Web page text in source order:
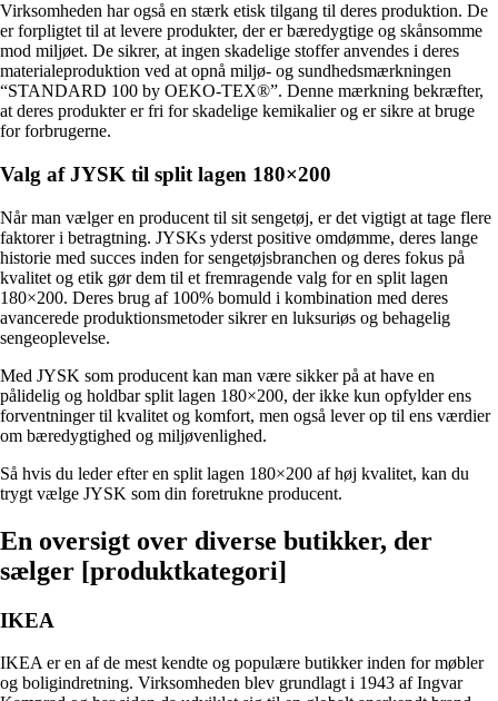
Virksomheden har også en stærk etisk tilgang til deres produktion. De
er forpligtet til at levere produkter, der er bæredygtige og skånsomme
mod miljøet. De sikrer, at ingen skadelige stoffer anvendes i deres
materialeproduktion ved at opnå miljø- og sundhedsmærkningen
“STANDARD 100 by OEKO-TEX®”. Denne mærkning bekræfter,
at deres produkter er fri for skadelige kemikalier og er sikre at bruge
for forbrugerne.
Valg af JYSK til split lagen 180×200
Når man vælger en producent til sit sengetøj, er det vigtigt at tage flere
faktorer i betragtning. JYSKs yderst positive omdømme, deres lange
historie med succes inden for sengetøjsbranchen og deres fokus på
kvalitet og etik gør dem til et fremragende valg for en split lagen
180×200. Deres brug af 100% bomuld i kombination med deres
avancerede produktionsmetoder sikrer en luksuriøs og behagelig
sengeoplevelse.
Med JYSK som producent kan man være sikker på at have en
pålidelig og holdbar split lagen 180×200, der ikke kun opfylder ens
forventninger til kvalitet og komfort, men også lever op til ens værdier
om bæredygtighed og miljøvenlighed.
Så hvis du leder efter en split lagen 180×200 af høj kvalitet, kan du
trygt vælge JYSK som din foretrukne producent.
En oversigt over diverse butikker, der
sælger [produktkategori]
IKEA
IKEA er en af de mest kendte og populære butikker inden for møbler
og boligindretning. Virksomheden blev grundlagt i 1943 af Ingvar